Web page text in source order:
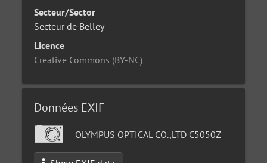
Secteur/Sector
Secteur de Belley
Licence
Creative Commons (BY-NC)
Données EXIF
OLYMPUS OPTICAL CO.,LTD C5050Z